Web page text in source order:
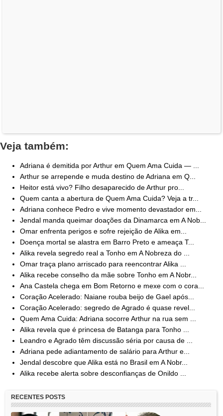
Veja também:
Adriana é demitida por Arthur em Quem Ama Cuida — ...
Arthur se arrepende e muda destino de Adriana em Q...
Heitor está vivo? Filho desaparecido de Arthur pro...
Quem canta a abertura de Quem Ama Cuida? Veja a tr...
Adriana conhece Pedro e vive momento devastador em...
Jendal manda queimar doações da Dinamarca em A Nob...
Omar enfrenta perigos e sofre rejeição de Alika em...
Doença mortal se alastra em Barro Preto e ameaça T...
Alika revela segredo real a Tonho em A Nobreza do ...
Omar traça plano arriscado para reencontrar Alika ...
Alika recebe conselho da mãe sobre Tonho em A Nobr...
Ana Castela chega em Bom Retorno e mexe com o cora...
Coração Acelerado: Naiane rouba beijo de Gael após...
Coração Acelerado: segredo de Agrado é quase revel...
Quem Ama Cuida: Adriana socorre Arthur na rua sem ...
Alika revela que é princesa de Batanga para Tonho ...
Leandro e Agrado têm discussão séria por causa de ...
Adriana pede adiantamento de salário para Arthur e...
Jendal descobre que Alika está no Brasil em A Nobr...
Alika recebe alerta sobre desconfianças de Onildo ...
RECENTES POSTS